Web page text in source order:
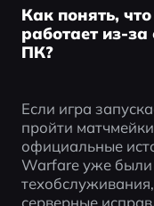
Как понять,
работает из-
ПК?
Если игра
пройти
официальные
Warfare уже
серверные